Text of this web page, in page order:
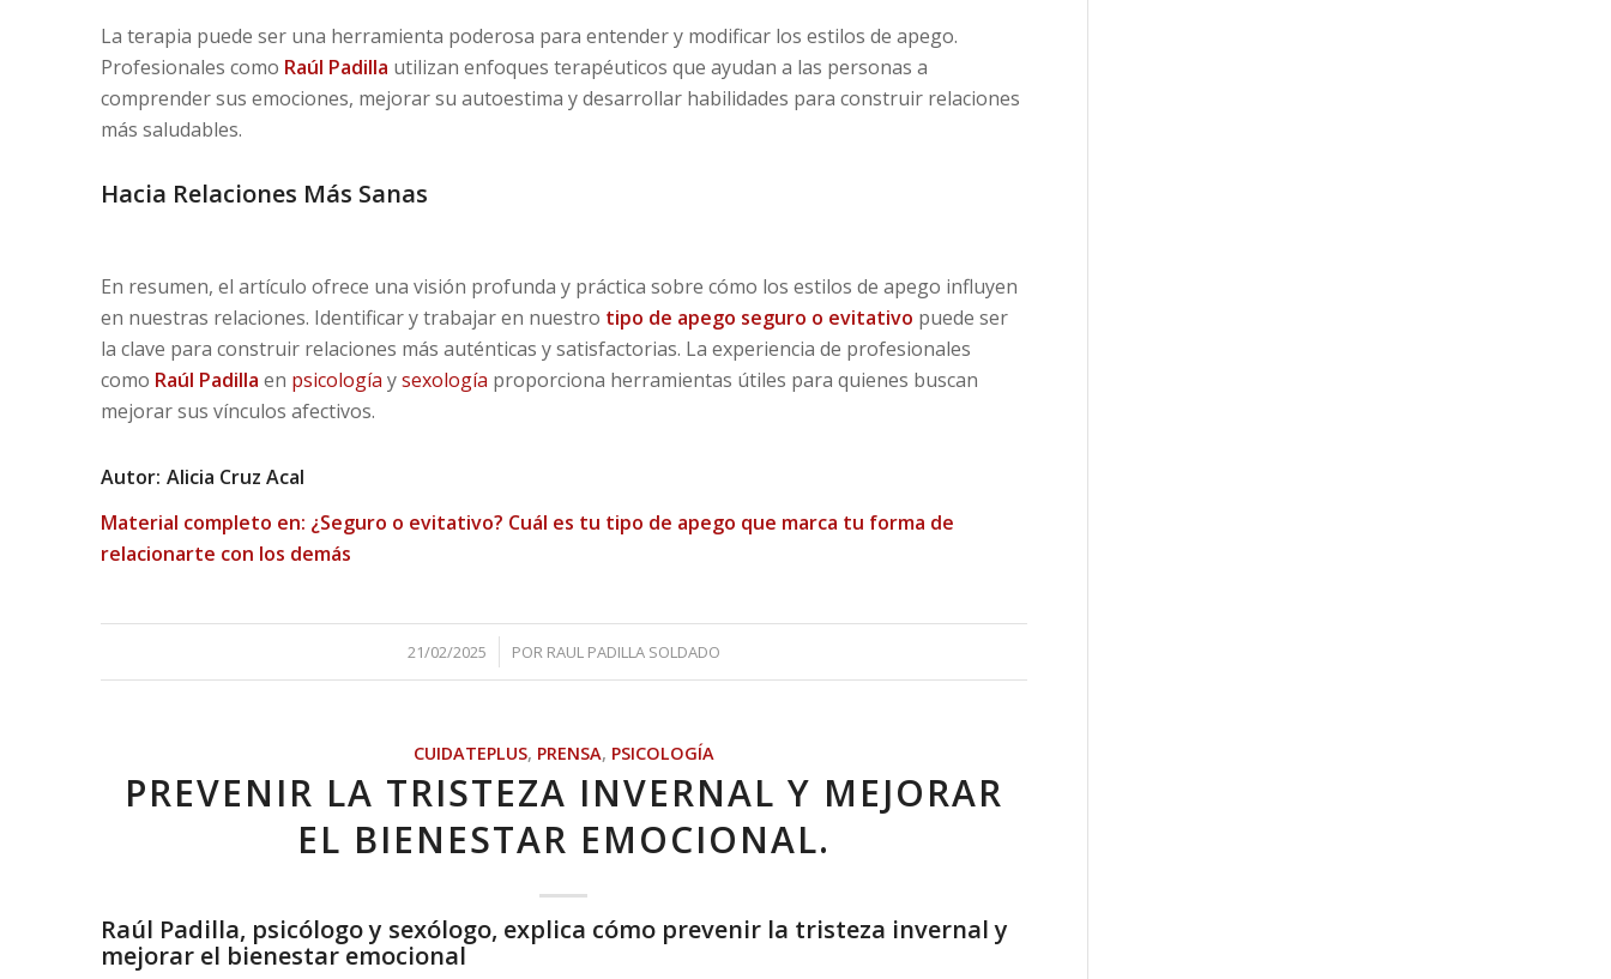
La terapia puede ser una herramienta poderosa para entender y modificar los estilos de apego.
Profesionales como Raúl Padilla utilizan enfoques terapéuticos que ayudan a las personas a
comprender sus emociones, mejorar su autoestima y desarrollar habilidades para construir relaciones
más saludables.
Hacia Relaciones Más Sanas
En resumen, el artículo ofrece una visión profunda y práctica sobre cómo los estilos de apego influyen
en nuestras relaciones. Identificar y trabajar en nuestro tipo de apego seguro o evitativo puede ser
la clave para construir relaciones más auténticas y satisfactorias. La experiencia de profesionales
como Raúl Padilla en psicología ysexología proporciona herramientas útiles para quienes buscan
mejorar sus vínculos afectivos.
Autor: Alicia Cruz Acal
Material completo en: ¿Seguro o evitativo? Cuál es tu tipo de apego que marca tu forma de
relacionarte con los demás
21/02/2025
/ POR RAUL PADILLA SOLDADO
CUIDATEPLUS, PRENSA, PSICOLOGÍA
PREVENIR LA TRISTEZA INVERNAL Y MEJORAR
EL BIENESTAR EMOCIONAL.
Raúl Padilla, psicólogo y sexólogo, explica cómo prevenir la tristeza invernal y
mejorar el bienestar emocional